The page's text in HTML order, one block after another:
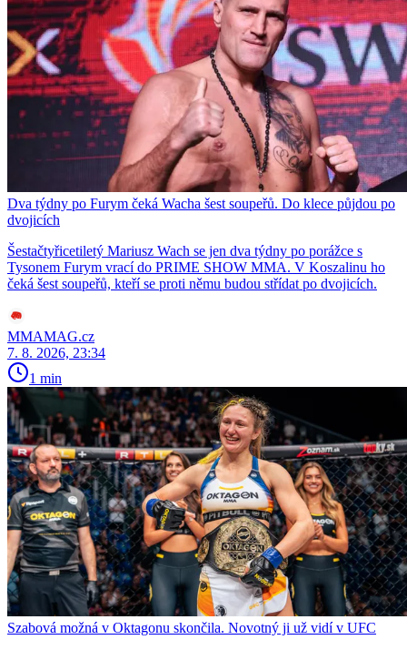
Dva týdny po Furym čeká Wacha šest soupeřů. Do klece půjdou po
dvojicích
Šestačtyřicetiletý Mariusz Wach se jen dva týdny po porážce s
Tysonem Furym vrací do PRIME SHOW MMA. V Koszalinu ho
čeká šest soupeřů, kteří se proti němu budou střídat po dvojicích.
MMAMAG.cz
7. 8. 2026, 23:34
1 min
Szabová možná v Oktagonu skončila. Novotný ji už vidí v UFC